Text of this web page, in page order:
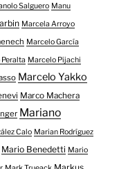
Salguero Manu
Marcela Arroyo
Marcelo García
Marcelo Pijachi
Marcelo Yakko
Marco Machera
Mariano
Calo Marian Rodríguez
Mario Benedetti Mario